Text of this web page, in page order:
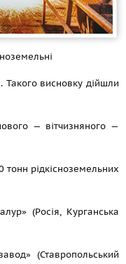
Такого висновку дійшли
— вітчизняного —
тонн рідкісноземельних
(Росія, Курганська
(Ставропольський